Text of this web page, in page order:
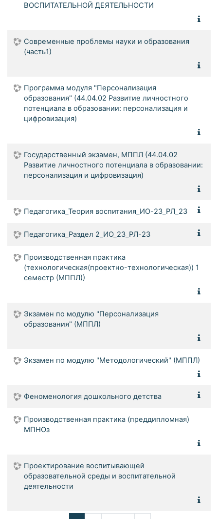
ВОСПИТАТЕЛЬНОЙ ДЕЯТЕЛЬНОСТИ
Современные проблемы науки и образования
(часть1)
Программа модуля "Персонализация
образования" (44.04.02 Развитие личностного
потенциала в образовании: персонализация и
цифровизация)
Государственный экзамен, МППЛ (44.04.02
Развитие личностного потенциала в образовании:
персонализация и цифровизация)
Педагогика_Теория воспитания_ИО-23_РЛ_23
Педагогика_Раздел 2_ИО_23_РЛ-23
Производственная практика
(технологическая(проектно-технологическая)) 1
семестр (МППЛ))
Экзамен по модулю "Персонализация
образования" (МППЛ)
Экзамен по модулю "Методологический" (МППЛ)
Феноменология дошкольного детства
Производственная практика (преддипломная)
МПНОз
Проектирование воспитывающей
образовательной среды и воспитательной
деятельности